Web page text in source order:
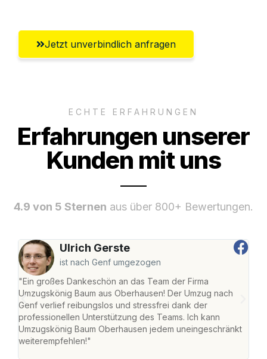
Jetzt unverbindlich anfragen
ECHTE ERFAHRUNGEN
Erfahrungen unserer
Kunden mit uns
4.9 von 5 Sternen aus über 800+ Bewertungen.
Ulrich Gerste
ist nach Genf umgezogen
"Ein großes Dankeschön an das Team der Firma
Umzugskönig Baum aus Oberhausen! Der Umzug nach
Genf verlief reibungslos und stressfrei dank der
professionellen Unterstützung des Teams. Ich kann
Umzugskönig Baum Oberhausen jedem uneingeschränkt
weiterempfehlen!"